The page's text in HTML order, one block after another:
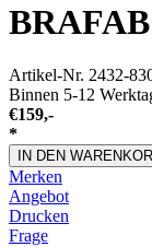
Artikel-Nr. 2432-
Binnen 5-12
€159,-
*
IN DEN
Merken
Angebot
Drucken
Frage